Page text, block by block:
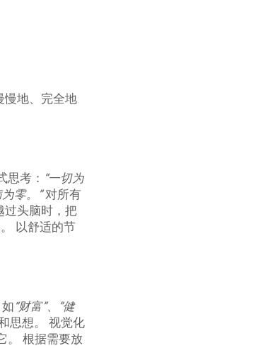
慢地、完全地
思考： “一切为
零。”对所有
过头脑时，把
以舒适的节
“财富”、”健
思想。 视觉化
。 根据需要放